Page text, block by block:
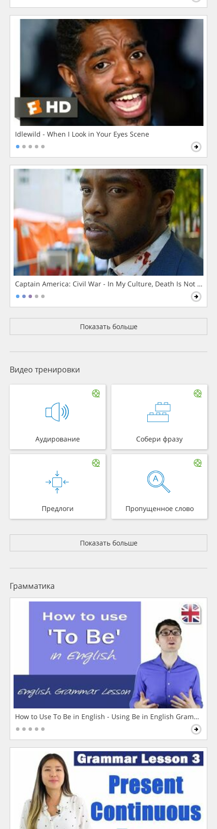
Idlewild - When I Look in Your Eyes Scene
Captain America: Civil War - In My Culture, Death Is Not The
Показать больше
Видео тренировки
Аудирование Собери фразу
Предлоги Пропущенное слово
Показать больше
Грамматика
How to Use To Be in English - Using Be in English Grammar